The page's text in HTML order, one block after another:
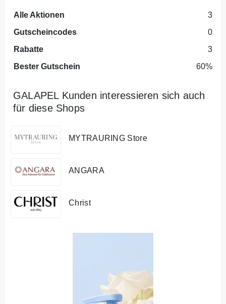
Alle Aktionen
3
Gutscheincodes
0
Rabatte
3
Bester Gutschein
60%
GALAPEL Kunden interessieren sich auch
für diese Shops
MYTRAURING Store
ANGARA
Christ